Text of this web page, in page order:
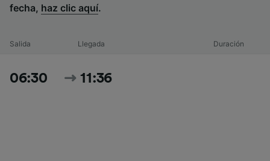
fecha, haz clic aquí.
Salida Llegada Duración
06:30 11:36